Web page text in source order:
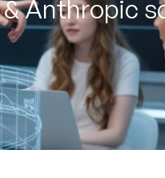
Anthropic